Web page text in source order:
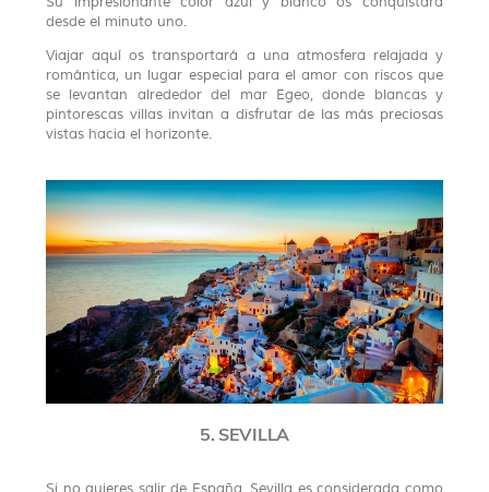
desde el minuto uno.
Viajar aquí os transportará a una atmosfera relajada y
romántica, un lugar especial para el amor con riscos que
se levantan alrededor del mar Egeo, donde blancas y
pintorescas villas invitan a disfrutar de las más preciosas
vistas hacia el horizonte.
5. SEVILLA